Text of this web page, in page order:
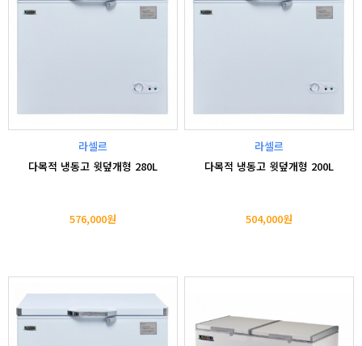
라셀르
다목적 냉동고 윗덮개형 280L
576,000원
라셀르
다목적 냉동고 윗덮개형 200L
504,000원